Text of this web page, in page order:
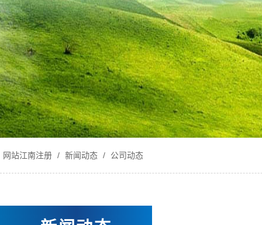
网站江南注册 / 新闻动态 / 公司动态